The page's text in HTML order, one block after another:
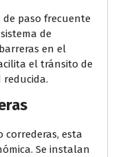
paso frecuente
de
en el
el tránsito de
reducida.
correderas, esta
Se instalan